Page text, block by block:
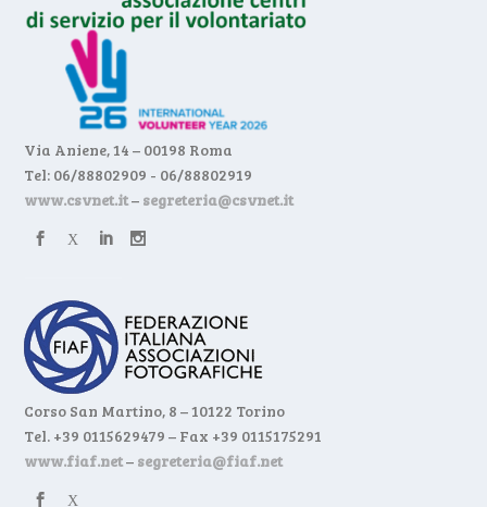
Via Aniene, 14 – 00198 Roma
Tel: 06/88802909 - 06/88802919
www.csvnet.it– segreteria@csvnet.it
Corso San Martino, 8 – 10122 Torino
Tel. +39 0115629479 – Fax +39 0115175291
www.fiaf.net– segreteria@fiaf.net